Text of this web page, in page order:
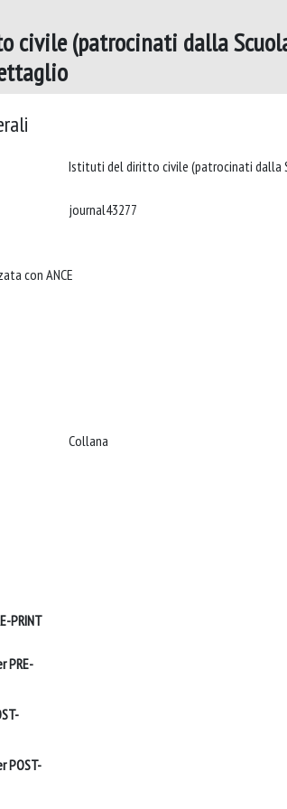
civile (patrocinati dalla
con ANCE
Collana
PRINT
PRE-
POST-